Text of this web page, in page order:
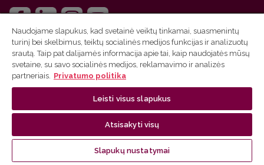
Greita paieška
Bakalauro studijos
Magistrantūros studijos
MBA Entrepreneurship & Innovation
Naudojame slapukus, kad svetainė veiktų tinkamai, suasmenintų
turinį bei skelbimus, teiktų socialinės medijos funkcijas ir analizuotų
srautą. Taip pat dalijamės informacija apie tai, kaip naudojatės mūsų
svetaine, su savo socialinės medijos, reklamavimo ir analizės
partneriais. Privatumo politika
Leisti visus slapukus
Atsisakyti visų
Slapukų nustatymai